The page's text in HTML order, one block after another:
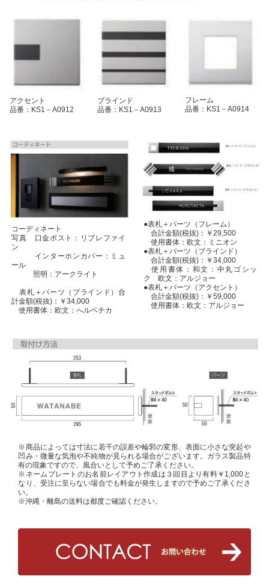
アクセント
品番：KS1－A0912
ブラインド
品番：KS1－A0913
フレーム
品番：KS1－A0914
コーディネート
写真 口金ポスト：リブレファイ
ン
インターホンカバー：ミュ
ール
照明：アークライト
表札＋パーツ（ブラインド）合
計金額(税抜)：￥34,000
使用書体：欧文：へルベチカ
●表札＋パーツ（フレーム）
合計金額(税抜)：￥29,500
使用書体：欧文：ミニオン
●表札＋パーツ（ブラインド）
合計金額(税抜)：￥34,000
使用書体：和文：中丸ゴシッ
ク 欧文：アルジョー
●表札＋パーツ（アクセント）
合計金額(税抜)：￥59,000
使用書体：欧文：アルジョー
※商品によっては寸法に若干の誤差や輪郭の変形、表面に小さな突起や
凹み・微量な気泡や不純物が見られる場合がございます。ガラス製品特
有の現象ですので、風合いとして予めご了承ください。
※ネームプレートのお名前レイアウト作成は３回目より有料￥1,000と
なり、受注に至らない場合でも料金が発生しますので予めご了承くださ
い。
※沖縄・離島の送料は都度ご確認ください。